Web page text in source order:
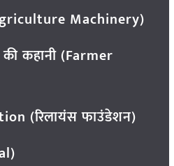
Machinery)
कहानी (Farmer
(रिलायंस फाउंडेशन)